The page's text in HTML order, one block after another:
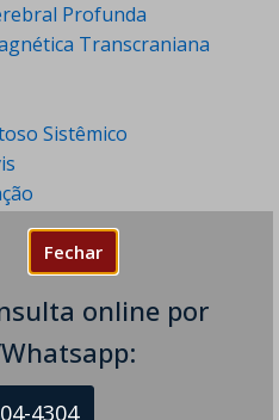
Fechar
online por
4304
Profunda
Transcraniana
Sistêmico
Barré